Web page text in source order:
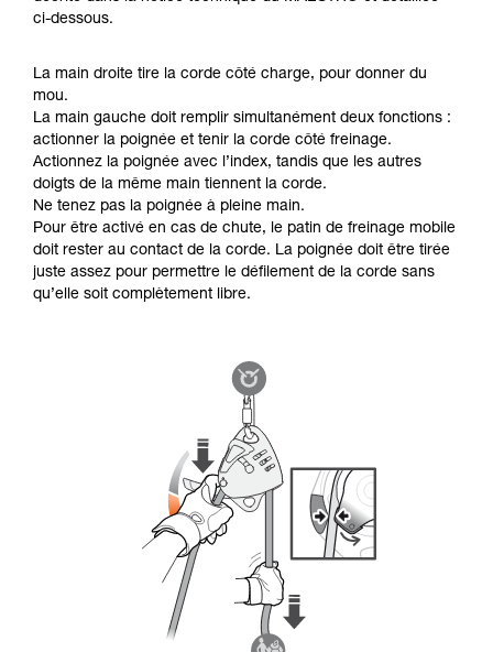
ci-dessous.
La main droite tire la corde côté charge, pour donner du
mou.
La main gauche doit remplir simultanément deux fonctions :
actionner la poignée et tenir la corde côté freinage.
Actionnez la poignée avec l’index, tandis que les autres
doigts de la même main tiennent la corde.
Ne tenez pas la poignée à pleine main.
Pour être activé en cas de chute, le patin de freinage mobile
doit rester au contact de la corde. La poignée doit être tirée
juste assez pour permettre le défilement de la corde sans
qu’elle soit complètement libre.